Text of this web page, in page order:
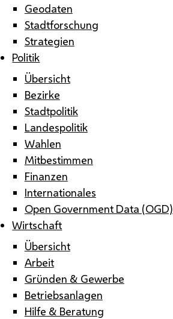
Geodaten
Stadtforschung
Strategien
Politik
Übersicht
Bezirke
Stadtpolitik
Landespolitik
Wahlen
Mitbestimmen
Finanzen
Internationales
Open Government Data (OGD)
Wirtschaft
Übersicht
Arbeit
Gründen & Gewerbe
Betriebsanlagen
Hilfe & Beratung